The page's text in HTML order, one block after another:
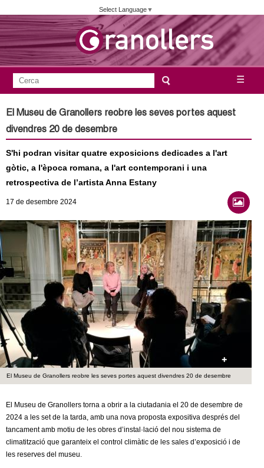
Vés
al
contingut
Select Language▼
u
n
a
m
e
n
t
d
e
G
a
n
☰
F
o
m
u
l
a
r
i
c
e
r
c
a
e
El Museu de Granollers reobre les seves portes aquest
divendres 20 de desembre
S'hi podran visitar quatre exposicions dedicades a l'art
gòtic, a l'època romana, a l'art contemporani i una
retrospectiva de l’artista Anna Estany
17 de desembre 2024
El Museu de Granollers reobre les seves portes aquest divendres 20 de desembre
El Museu de Granollers torna a obrir a la ciutadania el 20 de desembre de
2024 a les set de la tarda, amb una nova proposta expositiva després del
tancament amb motiu de les obres d’instal·lació del nou sistema de
climatització que garanteix el control climàtic de les sales d’exposició i de
les reserves del museu.